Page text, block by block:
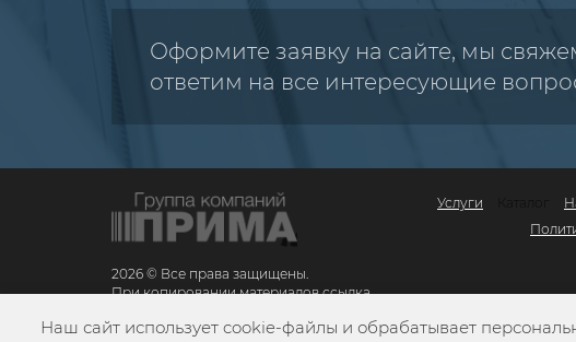
Оформите заявку на сайте, мы
ответим на все интересующие
2026 © Все права защищены.
При копировании материалов ссылка
Карта сайта
Услуги
Наш сайт использует cookie-файлы и обрабатывает